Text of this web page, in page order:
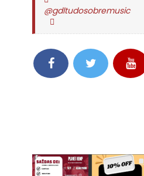
@gdltudosobremusic